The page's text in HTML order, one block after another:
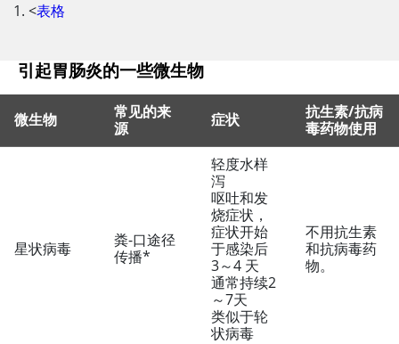
<表格
引起胃肠炎的一些微生物
微生物
常见的来
源
症状
抗生素/抗病
毒药物使用
星状病毒
粪-口途径
传播*
轻度水样
泻
呕吐和发
烧症状，
症状开始
于感染后
3～4 天
通常持续2
～7天
类似于轮
状病毒
不用抗生素
和抗病毒药
物。